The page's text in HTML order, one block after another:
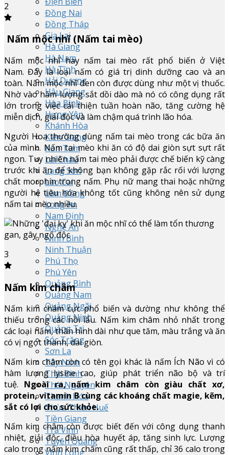
Đồng Nai
Đồng Tháp
Gia Lai
Hà Giang
Hà Nam
Hà Tĩnh
Hải Dương
Hậu Giang
Hòa Bình
Hưng Yên
Khánh Hòa
Kiên Giang
Kon Tum
Lai Châu
Lạng Sơn
Lào Cai
Lâm Đồng
Long An
Nam Định
Nghệ An
Ninh Bình
Ninh Thuận
Phú Thọ
Phú Yên
Quảng Bình
Quảng Nam
Quảng Ngãi
Quảng Ninh
Quảng Trị
Sóc Trăng
Sơn La
Tây Ninh
Thái Bình
Thái Nguyên
Thanh Hóa
Thừa Thiên Huế
Tiền Giang
Trà Vinh
Tuyên Quang
Vĩnh Long
2
Nấm mộc nhĩ (Nấm tai mèo)
Nấm mộc nhĩ hay nấm tai mèo rất phổ biến ở Việt
Nam. Đây là loại nấm có giá trị dinh dưỡng cao và an
toàn. Nấm mộc nhĩ đen còn được dùng như một vị thuốc.
Nhờ vào hàm lượng sắt dồi dào mà nó có công dụng rất
lớn trong việc cải thiện tuần hoàn não, tăng cường hệ
miễn dịch, giải độc và làm chậm quá trình lão hóa.
Người Hoa thường dùng nấm tai mèo trong các bữa ăn
của mình. Nấm tai mèo khi ăn có độ dai giòn sựt sựt rất
ngon. Tuy nhiên nấm tai mèo phải được chế biến kỹ càng
trước khi ăn để không bạn không gặp rắc rối với lượng
chất morphin trong nấm. Phụ nữ mang thai hoặc những
người hệ tiêu hóa không tốt cũng không nên sử dụng
nấm tai mèo nhiều.
3
Nấm kim châm
Nấm kim châm cực phổ biến và dường như không thể
thiếu trong các nồi lẩu. Nấm kim châm nhỏ nhất trong
các loại nấm, thân hình dài như que tăm, màu trắng và ăn
có vị ngọt thanh, dai giòn.
Nấm kim châm còn có tên gọi khác là nấm Ích Não vì có
hàm lượng lysine cao, giúp phát triển não bộ và trí
tuệ. Ngoài ra, nấm kim châm còn giàu chất xơ,
protein, vitamin B cùng các khoáng chất magie, kẽm,
sắt có lợi cho sức khỏe.
Nấm kim châm còn được biết đến với công dụng thanh
nhiệt, giải độc, điều hòa huyết áp, tăng sinh lực. Lượng
calo trong nấm kim châm cũng rất thấp, chỉ 36 calo trong